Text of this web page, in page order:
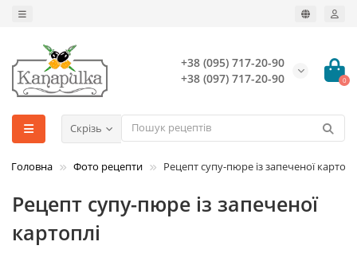
+38 (095) 717-20-90
+38 (097) 717-20-90
0
Скрізь
Головна Фото рецепти Рецепт супу-пюре із запеченої
Рецепт супу-пюре із запеченої
картоплі